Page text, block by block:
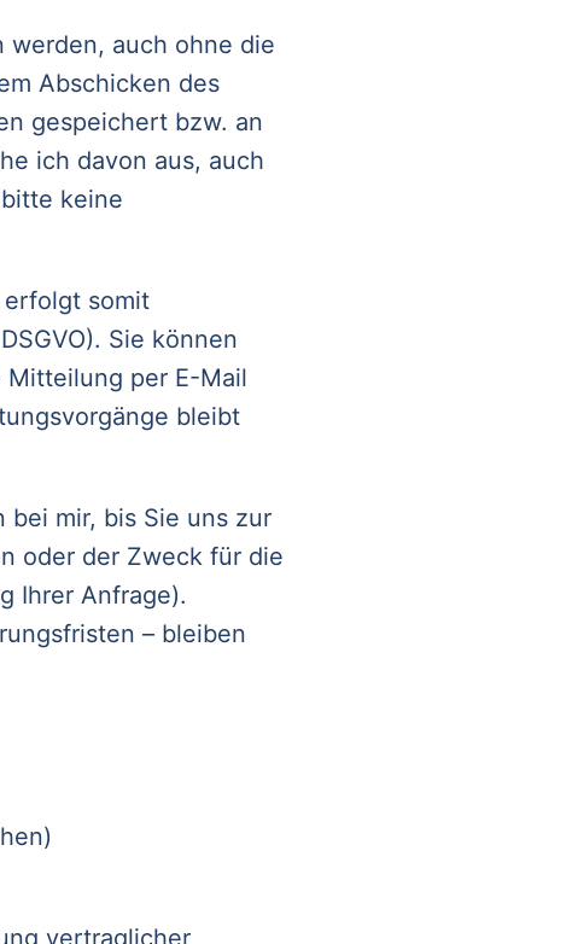
werden, auch ohne die
Abschicken des
gespeichert bzw. an
ich davon aus, auch
keine
erfolgt somit
Sie können
per E-Mail
bleibt
bei mir, bis Sie uns zur
oder der Zweck für die
Ihrer Anfrage).
– bleiben
vertraglicher